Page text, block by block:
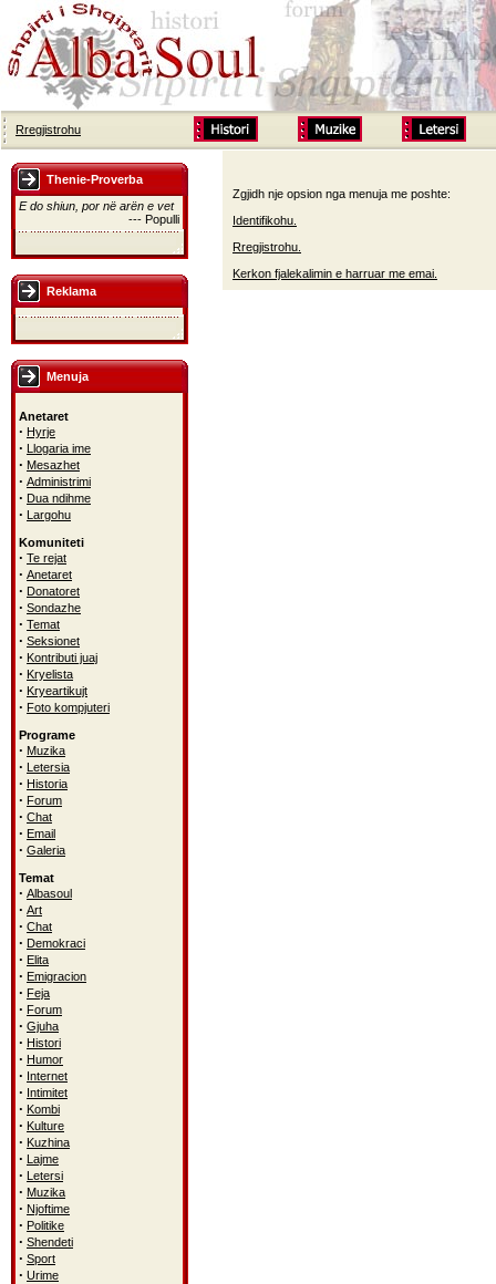
Rregjistrohu
Thenie-Proverba
E do shiun, por në arën e vet
--- Populli
Reklama
Menuja
Anetaret
· Hyrje
· Llogaria ime
· Mesazhet
· Administrimi
· Dua ndihme
· Largohu
Komuniteti
· Te rejat
· Anetaret
· Donatoret
· Sondazhe
· Temat
· Seksionet
· Kontributi juaj
· Kryelista
· Kryeartikujt
· Foto kompjuteri
Programe
· Muzika
· Letersia
· Historia
· Forum
· Chat
· Email
· Galeria
Temat
· Albasoul
· Art
· Chat
· Demokraci
· Elita
· Emigracion
· Feja
· Forum
· Gjuha
· Histori
· Humor
· Internet
· Intimitet
· Kombi
· Kulture
· Kuzhina
· Lajme
· Letersi
· Muzika
· Njoftime
· Politike
· Shendeti
· Sport
· Urime
Zgjidh nje opsion nga menuja me poshte:
Identifikohu.
Rregjistrohu.
Kerkon fjalekalimin e harruar me emai.